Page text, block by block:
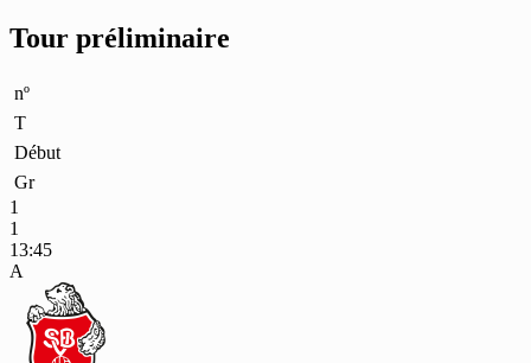
Tour préliminaire
nº
T
Début
Gr
1
1
13:45
A